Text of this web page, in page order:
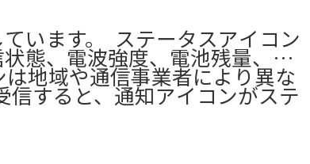
います。 ​ ステータスアイコン
態、電波強度、電池残量、時刻
地域や通信事業者により異な
すると、通知アイコンがステ